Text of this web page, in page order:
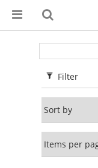
Filter